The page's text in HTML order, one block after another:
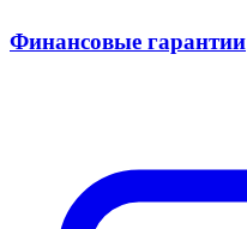
Финансовые гарантии